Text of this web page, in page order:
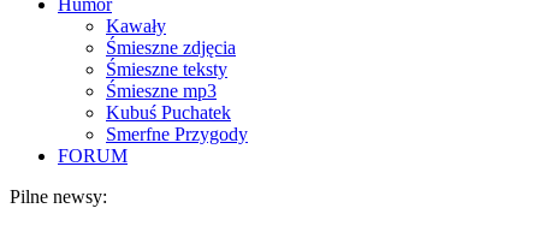
Humor
Kawały
Śmieszne zdjęcia
Śmieszne teksty
Śmieszne mp3
Kubuś Puchatek
Smerfne Przygody
FORUM
Pilne newsy: